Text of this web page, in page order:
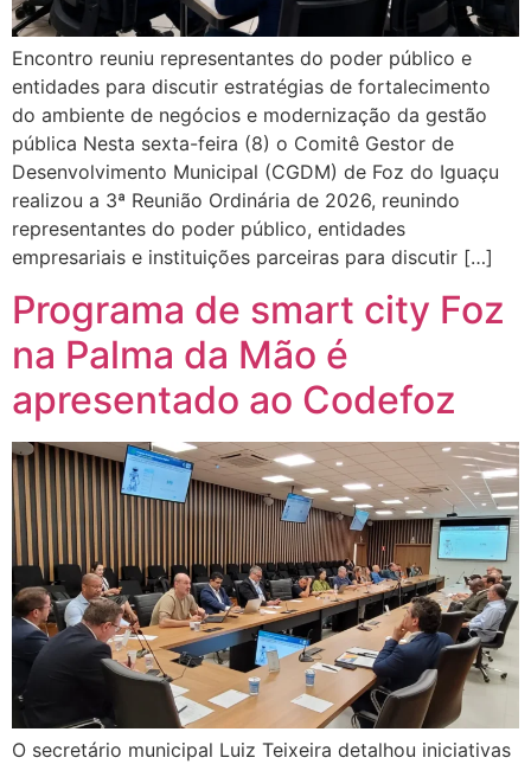
Encontro reuniu representantes do poder público e
entidades para discutir estratégias de fortalecimento
do ambiente de negócios e modernização da gestão
pública Nesta sexta-feira (8) o Comitê Gestor de
Desenvolvimento Municipal (CGDM) de Foz do Iguaçu
realizou a 3ª Reunião Ordinária de 2026, reunindo
representantes do poder público, entidades
empresariais e instituições parceiras para discutir […]
Programa de smart city Foz
na Palma da Mão é
apresentado ao Codefoz
O secretário municipal Luiz Teixeira detalhou iniciativas